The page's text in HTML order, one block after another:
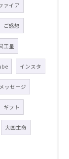
ァイア
ご感想
王星
インスタ
ッセージ
ギフト
大国主命